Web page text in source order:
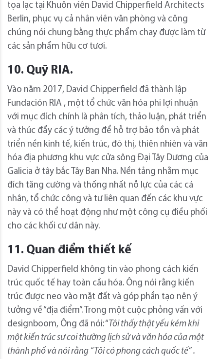
tọa lạc tại Khuôn viên David Chipperfield Architects
Berlin, phục vụ cả nhân viên văn phòng và công
chúng nói chung bằng thực phẩm chay được làm từ
các sản phẩm hữu cơ tươi.
10. Quỹ RIA.
Vào năm 2017, David Chipperfield đã thành lập
Fundación RIA , một tổ chức văn hóa phi lợi nhuận
với mục đích chính là phân tích, thảo luận, phát triển
và thúc đẩy các ý tưởng để hỗ trợ bảo tồn và phát
triển nền kinh tế, kiến ​​trúc, đô thị, thiên nhiên và văn
hóa địa phương khu vực cửa sông Đại Tây Dương của
Galicia ở tây bắc Tây Ban Nha. Nền tảng nhằm mục
đích tăng cường và thống nhất nỗ lực của các cá
nhân, tổ chức công và tư liên quan đến các khu vực
này và có thể hoạt động như một công cụ điều phối
cho các khối cư dân này.
11. Quan điểm thiết kế
David Chipperfield không tin vào phong cách kiến ​​
trúc quốc tế hay toàn cầu hóa. Ông nói rằng kiến ​​
trúc được neo vào mặt đất và góp phần tạo nên ý
tưởng về “địa điểm”. Trong một cuộc phỏng vấn với
designboom, Ông đã nói: “ Tôi thấy thật yếu kém khi
một kiến ​​trúc sư coi thường lịch sử và văn hóa của một
thành phố và nói rằng “Tôi có phong cách quốc tế” .